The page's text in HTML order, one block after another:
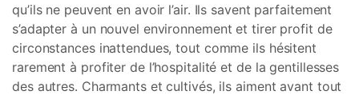
qu’ils ne peuvent en avoir l’air. Ils savent parfaitement
s’adapter à un nouvel environnement et tirer profit de
circonstances inattendues, tout comme ils hésitent
rarement à profiter de l’hospitalité et de la gentillesses
des autres. Charmants et cultivés, ils aiment avant tout